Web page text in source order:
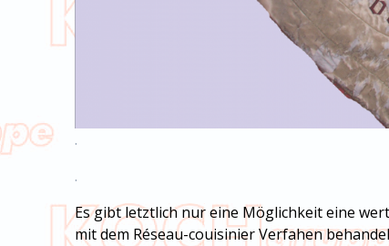
.
.
Es gibt letztlich nur eine Möglichkeit eine
mit dem Réseau-couisinier Verfahen